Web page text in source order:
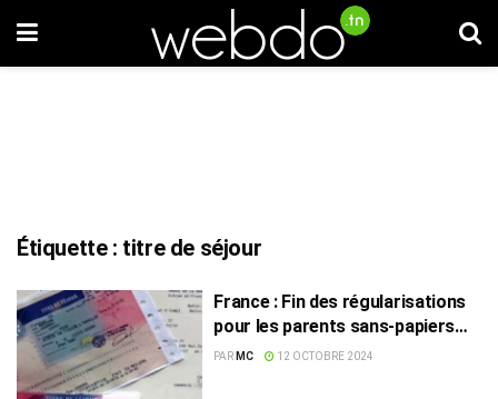
Étiquette : titre de séjour
France : Fin des régularisations
pour les parents sans-papiers
d’enfants scolarisés
PAR MC 12 OCTOBRE 2024